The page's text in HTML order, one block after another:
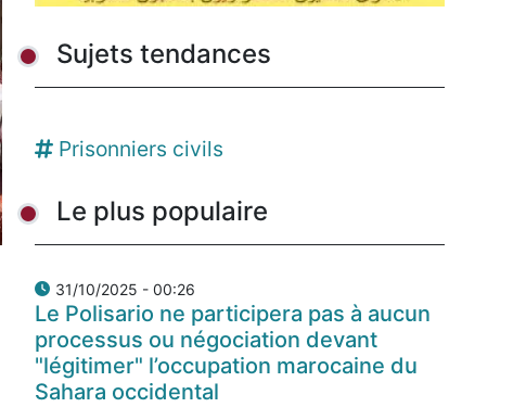
Sujets tendances
Prisonniers civils
Le plus populaire
31/10/2025 - 00:26
Le Polisario ne participera pas à aucun
processus ou négociation devant
"légitimer" l’occupation marocaine du
Sahara occidental